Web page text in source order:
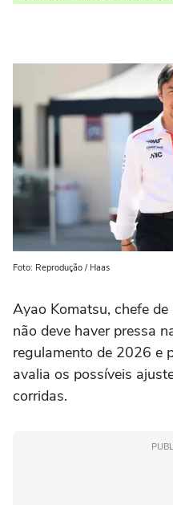
Foto: Reprodução / Haas
Ayao Komatsu, chefe
não deve haver pressa
regulamento de 2026 e
avalia os possíveis
corridas.